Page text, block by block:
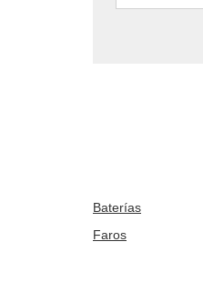
Baterías
Faros